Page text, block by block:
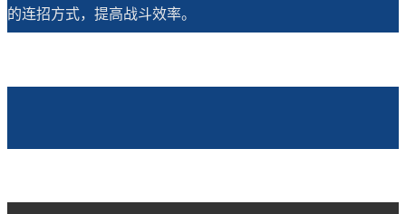
的连招方式，提高战斗效率。